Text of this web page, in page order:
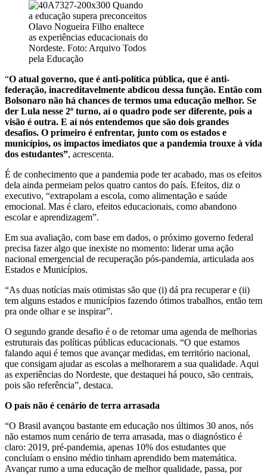
Olavo Nogueira Filho enaltece
as experiências educacionais do
Nordeste. Foto: Arquivo Todos
pela Educação
“O atual governo, que é anti-política pública, que é anti-
federação, inacreditavelmente abdicou dessa função. Então com
Bolsonaro não há chances de termos uma educação melhor. Se
der Lula nesse 2º turno, aí o quadro pode ser diferente, pois a
visão é outra. E aí nós entendemos que são dois grandes
desafios. O primeiro é enfrentar, junto com os estados e
municípios, os impactos imediatos que a pandemia trouxe à vida
dos estudantes”, acrescenta.
É de conhecimento que a pandemia pode ter acabado, mas os efeitos
dela ainda permeiam pelos quatro cantos do país. Efeitos, diz o
executivo, “extrapolam a escola, como alimentação e saúde
emocional. Mas é claro, efeitos educacionais, como abandono
escolar e aprendizagem”.
Em sua avaliação, com base em dados, o próximo governo federal
precisa fazer algo que inexiste no momento: liderar uma ação
nacional emergencial de recuperação pós-pandemia, articulada aos
Estados e Municípios.
“As duas notícias mais otimistas são que (i) dá pra recuperar e (ii)
tem alguns estados e municípios fazendo ótimos trabalhos, então tem
pra onde olhar e se inspirar”.
O segundo grande desafio é o de retomar uma agenda de melhorias
estruturais das políticas públicas educacionais. “O que estamos
falando aqui é temos que avançar medidas, em território nacional,
que consigam ajudar as escolas a melhorarem a sua qualidade. Aqui
as experiências do Nordeste, que destaquei há pouco, são centrais,
pois são referência”, destaca.
O país não é cenário de terra arrasada
“O Brasil avançou bastante em educação nos últimos 30 anos, nós
não estamos num cenário de terra arrasada, mas o diagnóstico é
claro: 2019, pré-pandemia, apenas 10% dos estudantes que
concluíam o ensino médio tinham aprendido bem matemática.
Avançar rumo a uma educação de melhor qualidade, passa, por